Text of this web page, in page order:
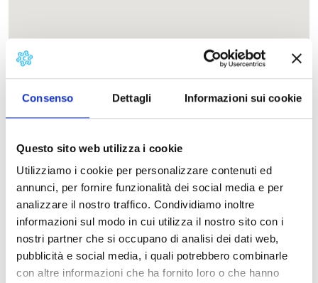
Consenso Dettagli Informazioni sui cookie
Questo sito web utilizza i cookie
Utilizziamo i cookie per personalizzare contenuti ed
annunci, per fornire funzionalità dei social media e per
analizzare il nostro traffico. Condividiamo inoltre
informazioni sul modo in cui utilizza il nostro sito con i
nostri partner che si occupano di analisi dei dati web,
pubblicità e social media, i quali potrebbero combinarle
con altre informazioni che ha fornito loro o che hanno
Contatti